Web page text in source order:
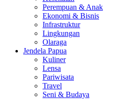
Perempuan & Anak
Ekonomi & Bisnis
Infrastruktur
Lingkungan
Olaraga
Jendela Papua
Kuliner
Lensa
Pariwisata
Travel
Seni & Budaya